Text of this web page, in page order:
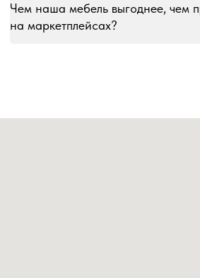
Чем наша мебель выгоднее, чем
на маркетплейсах?